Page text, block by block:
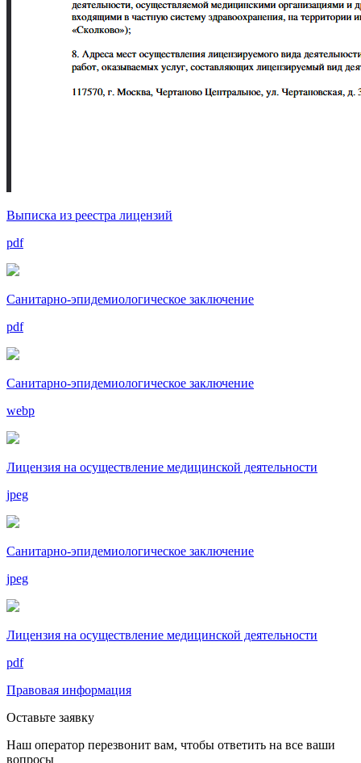
Выписка из реестра лицензий
pdf
Санитарно-эпидемиологическое заключение
pdf
Санитарно-эпидемиологическое заключение
webp
Лицензия на осуществление медицинской деятельности
jpeg
Санитарно-эпидемиологическое заключение
jpeg
Лицензия на осуществление медицинской деятельности
pdf
Правовая информация
Оставьте заявку
Наш оператор перезвонит вам, чтобы ответить на все ваши
вопросы